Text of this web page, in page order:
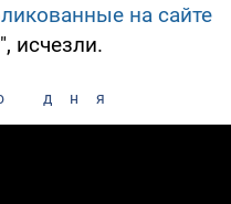
на сайте
исчезли.
дня